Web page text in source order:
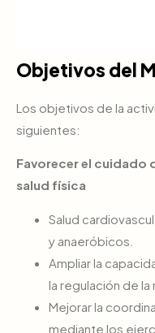
Objetivos del
Los objetivos de la
siguientes:
Favorecer el cuidado
salud física
Salud
y anaeróbicos.
Ampliar la
la regulación de la
Mejorar la
mediante los